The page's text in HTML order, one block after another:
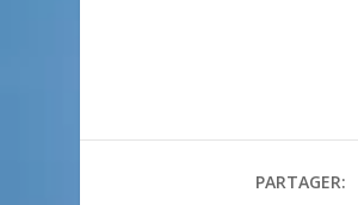
PARTAGER: